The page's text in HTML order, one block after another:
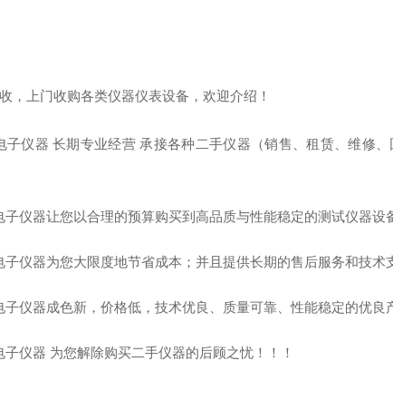
，上门收购各类仪器仪表设备，欢迎介绍！
子仪器 长期专业经营 承接各种二手仪器（销售、租赁、维修、
子仪器让您以合理的预算购买到高品质与性能稳定的测试仪器设
子仪器为您大限度地节省成本；并且提供长期的售后服务和技术
子仪器成色新，价格低，技术优良、质量可靠、性能稳定的优良
子仪器 为您解除购买二手仪器的后顾之忧！！！